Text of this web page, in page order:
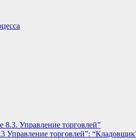
8.3. Управление торговлей”
Управление торговлей”: